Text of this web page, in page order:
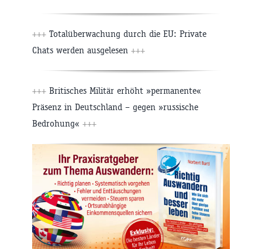
+++ Totalüberwachung durch die EU: Private
Chats werden ausgelesen +++
+++ Britisches Militär erhöht »permanente«
Präsenz in Deutschland – gegen »russische
Bedrohung« +++